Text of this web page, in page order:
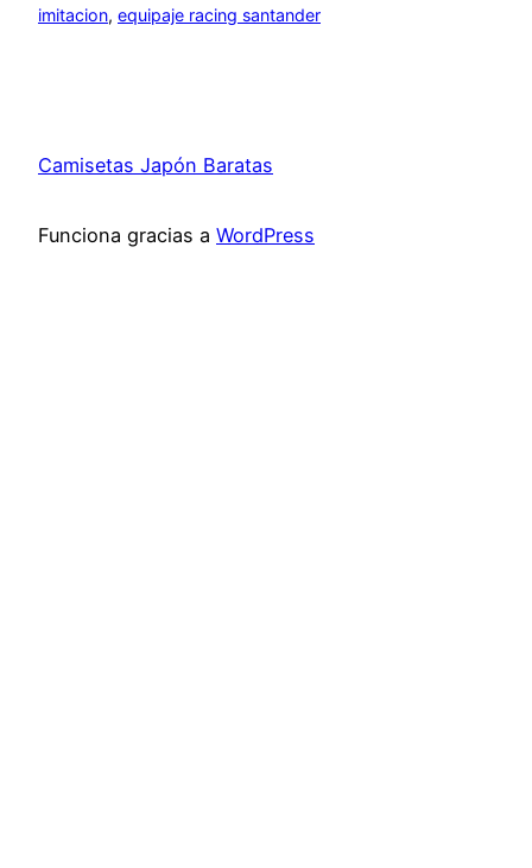
imitacion, equipaje racing santander
Camisetas Japón Baratas
Funciona gracias a WordPress